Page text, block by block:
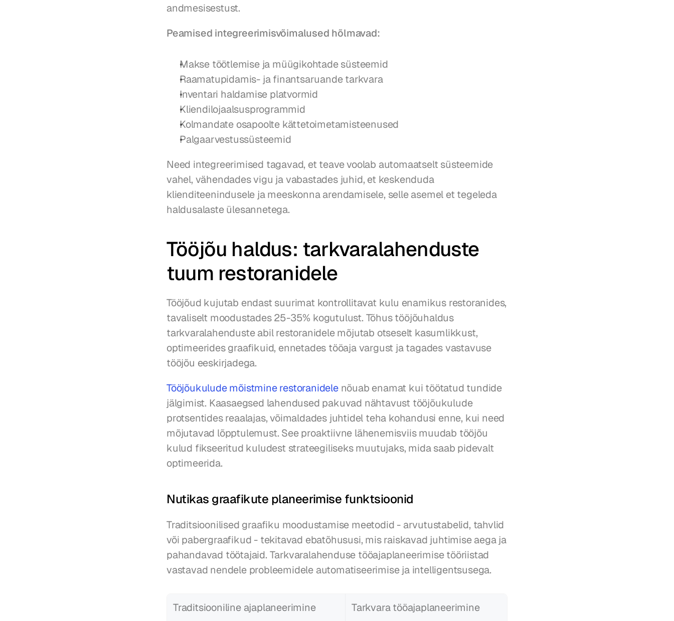
andmesisestust.
Peamised integreerimisvõimalused hõlmavad:
Makse töötlemise ja müügikohtade süsteemid
Raamatupidamis- ja finantsaruande tarkvara
Inventari haldamise platvormid
Kliendilojaalsusprogrammid
Kolmandate osapoolte kättetoimetamisteenused
Palgaarvestussüsteemid
Need integreerimised tagavad, et teave voolab automaatselt süsteemide
vahel, vähendades vigu ja vabastades juhid, et keskenduda
klienditeenindusele ja meeskonna arendamisele, selle asemel et tegeleda
haldusalaste ülesannetega.
Tööjõu haldus: tarkvaralahenduste
tuum restoranidele
Tööjõud kujutab endast suurimat kontrollitavat kulu enamikus restoranides,
tavaliselt moodustades 25-35% kogutulust. Tõhus tööjõuhaldus
tarkvaralahenduste abil restoranidele mõjutab otseselt kasumlikkust,
optimeerides graafikuid, ennetades tööaja vargust ja tagades vastavuse
tööjõu eeskirjadega.
Tööjõukulude mõistmine restoranidele nõuab enamat kui töötatud tundide
jälgimist. Kaasaegsed lahendused pakuvad nähtavust tööjõukulude
protsentides reaalajas, võimaldades juhtidel teha kohandusi enne, kui need
mõjutavad lõpptulemust. See proaktiivne lähenemisviis muudab tööjõu
kulud fikseeritud kuludest strateegiliseks muutujaks, mida saab pidevalt
optimeerida.
Nutikas graafikute planeerimise funktsioonid
Traditsioonilised graafiku moodustamise meetodid - arvutustabelid, tahvlid
või pabergraafikud - tekitavad ebatõhususi, mis raiskavad juhtimise aega ja
pahandavad töötajaid. Tarkvaralahenduse tööajaplaneerimise tööriistad
vastavad nendele probleemidele automatiseerimise ja intelligentsusega.
Traditsiooniline ajaplaneerimine Tarkvara tööajaplaneerimine